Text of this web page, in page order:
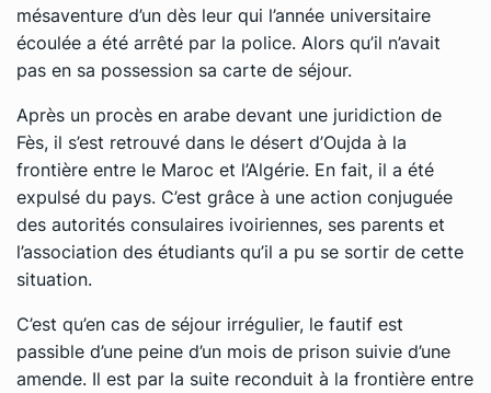
mésaventure d’un dès leur qui l’année universitaire
écoulée a été arrêté par la police. Alors qu’il n’avait
pas en sa possession sa carte de séjour.
Après un procès en arabe devant une juridiction de
Fès, il s’est retrouvé dans le désert d’Oujda à la
frontière entre le Maroc et l’Algérie. En fait, il a été
expulsé du pays. C’est grâce à une action conjuguée
des autorités consulaires ivoiriennes, ses parents et
l’association des étudiants qu’il a pu se sortir de cette
situation.
C’est qu’en cas de séjour irrégulier, le fautif est
passible d’une peine d’un mois de prison suivie d’une
amende. Il est par la suite reconduit à la frontière entre